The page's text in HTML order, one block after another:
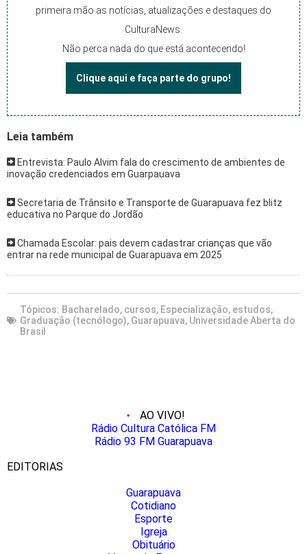
primeira mão as notícias, atualizações e destaques do
CulturaNews.
Não perca nada do que está acontecendo!
Clique aqui e faça parte do grupo!
Leia também
Entrevista: Paulo Alvim fala do crescimento de ambientes de
inovação credenciados em Guarpauava
Secretaria de Trânsito e Transporte de Guarapuava fez blitz
educativa no Parque do Jordão
Chamada Escolar: pais devem cadastrar crianças que vão
entrar na rede municipal de Guarapuava em 2025
Tópicos: Bacharelado, cursos, Especialização, estudos,
Graduação (tecnólogo), Guarapuava, Universidade Aberta do
Brasil
AO VIVO!
Rádio Cultura Católica FM
Rádio 93 FM Guarapuava
EDITORIAS
Guarapuava
Cotidiano
Esporte
Igreja
Obituário